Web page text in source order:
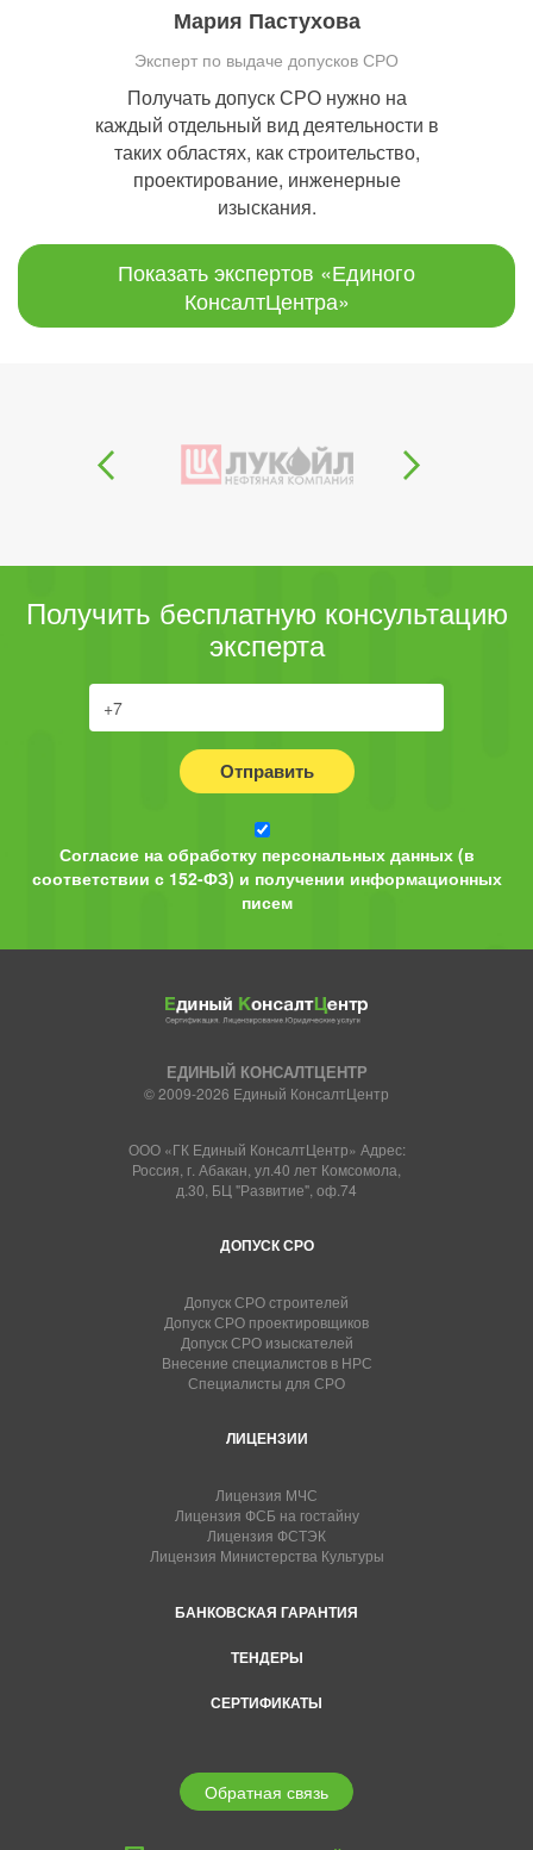
Мария Пастухова
Эксперт по выдаче допусков СРО
Получать допуск СРО нужно на
каждый отдельный вид деятельности в
таких областях, как строительство,
проектирование, инженерные
изыскания.
Показать экспертов «Единого
КонсалтЦентра»
Получить бесплатную консультацию
эксперта
Отправить
Согласие на обработку персональных данных (в
соответствии с 152-ФЗ) и получении информационных
писем
ЕДИНЫЙ КОНСАЛТЦЕНТР
© 2009-2026 Единый КонсалтЦентр
ООО «ГК Единый КонсалтЦентр» Адрес:
Россия, г. Абакан, ул.40 лет Комсомола,
д.30, БЦ "Развитие", оф.74
ДОПУСК СРО
Допуск СРО строителей
Допуск СРО проектировщиков
Допуск СРО изыскателей
Внесение специалистов в НРС
Специалисты для СРО
ЛИЦЕНЗИИ
Лицензия МЧС
Лицензия ФСБ на гостайну
Лицензия ФСТЭК
Лицензия Министерства Культуры
БАНКОВСКАЯ ГАРАНТИЯ
ТЕНДЕРЫ
СЕРТИФИКАТЫ
Обратная связь